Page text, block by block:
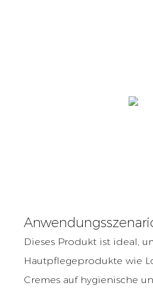
Dieses Produkt ist ideal,
Hautpflegeprodukte wie
Cremes auf hygienische